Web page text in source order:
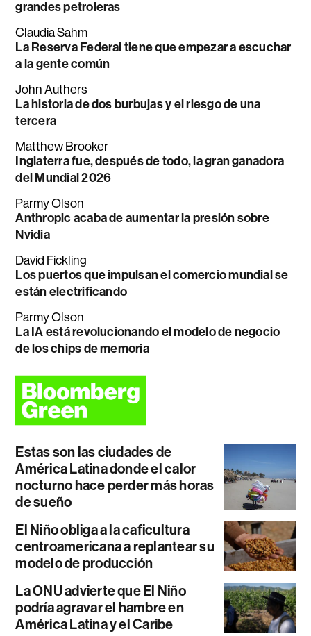
grandes petroleras
Claudia Sahm
La Reserva Federal tiene que empezar a escuchar
a la gente común
John Authers
La historia de dos burbujas y el riesgo de una
tercera
Matthew Brooker
Inglaterra fue, después de todo, la gran ganadora
del Mundial 2026
Parmy Olson
Anthropic acaba de aumentar la presión sobre
Nvidia
David Fickling
Los puertos que impulsan el comercio mundial se
están electrificando
Parmy Olson
La IA está revolucionando el modelo de negocio
de los chips de memoria
Estas son las ciudades de
América Latina donde el calor
nocturno hace perder más horas
de sueño
El Niño obliga a la caficultura
centroamericana a replantear su
modelo de producción
La ONU advierte que El Niño
podría agravar el hambre en
América Latina y el Caribe